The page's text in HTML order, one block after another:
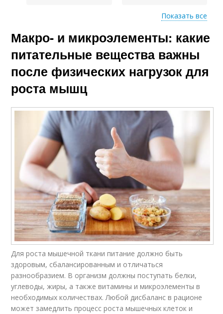
Тренировки для
лучшего роста
Показать все
Макро- и микроэлементы: какие
питательные вещества важны
после физических нагрузок для
роста мышц
Для роста мышечной ткани питание должно быть
здоровым, сбалансированным и отличаться
разнообразием. В организм должны поступать белки,
углеводы, жиры, а также витамины и микроэлементы в
необходимых количествах. Любой дисбаланс в рационе
может замедлить процесс роста мышечных клеток и